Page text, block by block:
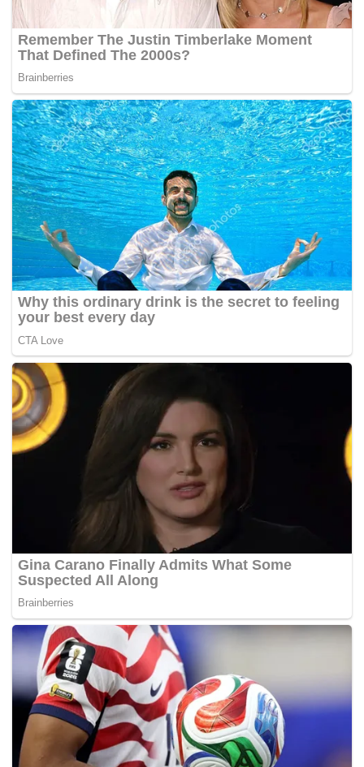
http://www.youtube.com/watch?v=L8dD7ZPH6LQ
Oleh:AUDREY LEE
Tags: myVideo